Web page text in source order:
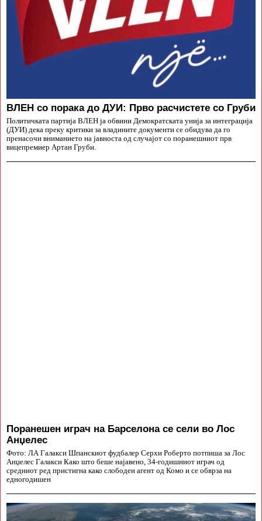
ВЛЕН со порака до ДУИ: Прво расчистете со Груби
Политичката партија ВЛЕН ја обвини Демократската унија за интеграција
(ДУИ) дека преку критики за владините документи се обидува да го
пренасочи вниманието на јавноста од случајот со поранешниот прв
вицепремиер Артан Груби.
Поранешен играч на Барселона се сели во Лос
Анџелес
Фото: ЛА Галакси Шпанскиот фудбалер Серхи Роберто потпиша за Лос
Анџелес Галакси Како што беше најавено, 34-годишниот играч од
средниот ред пристигна како слободен агент од Комо и се обврза на
едногодишен